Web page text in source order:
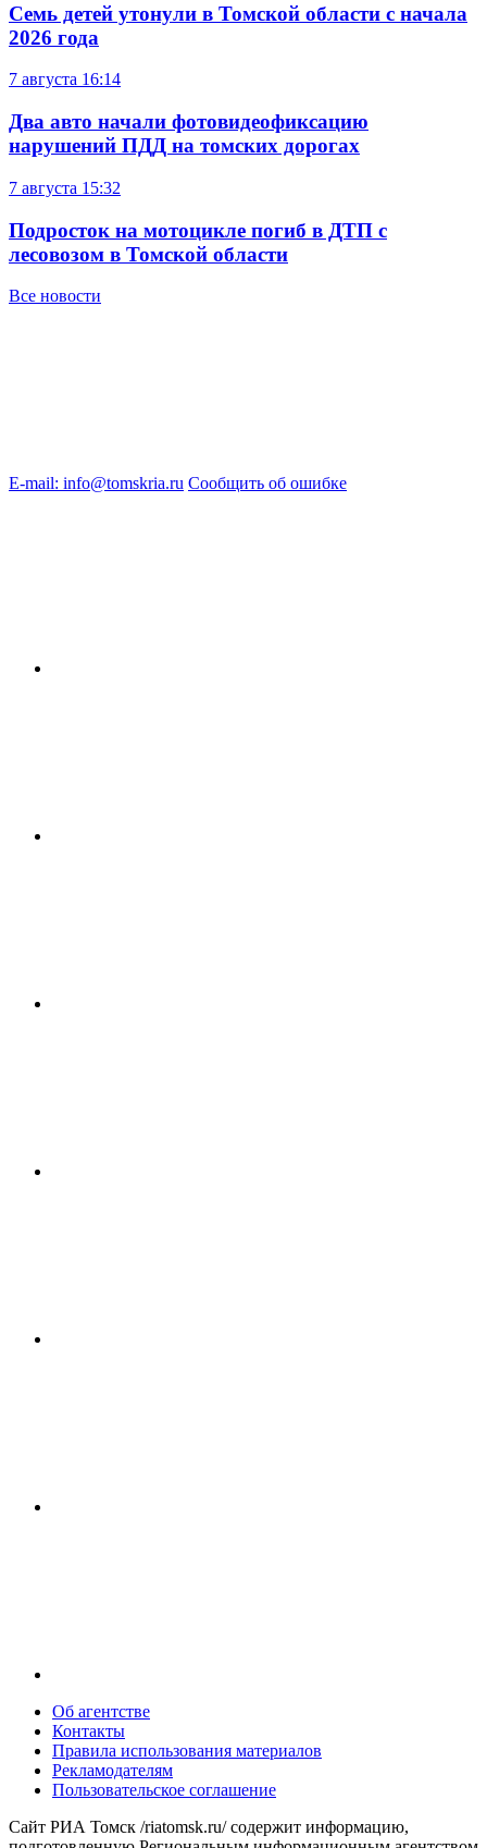
Семь детей утонули в Томской области с начала
2026 года
7 августа 16:14
Два авто начали фотовидеофиксацию
нарушений ПДД на томских дорогах
7 августа 15:32
Подросток на мотоцикле погиб в ДТП с
лесовозом в Томской области
Все новости
E-mail: info@tomskria.ru Сообщить об ошибке
Об агентстве
Контакты
Правила использования материалов
Рекламодателям
Пользовательское соглашение
Сайт РИА Томск /riatomsk.ru/ содержит информацию,